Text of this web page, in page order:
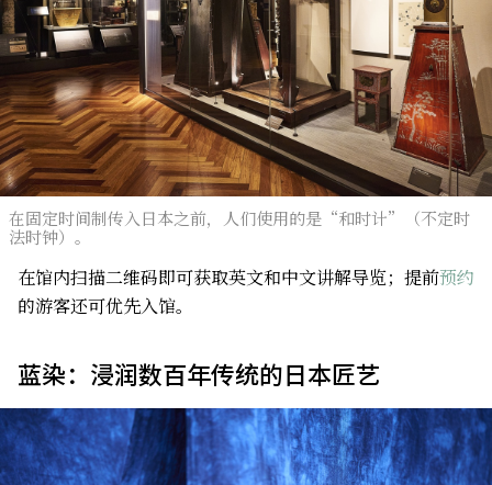
在固定时间制传入日本之前，人们使用的是“和时计”（不定时
法时钟）。
在馆内扫描二维码即可获取英文和中文讲解导览；提前预约
的游客还可优先入馆。
蓝染：浸润数百年传统的日本匠艺